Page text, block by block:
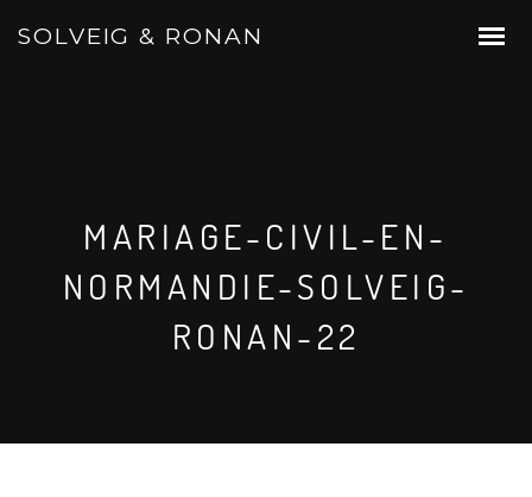
SOLVEIG & RONAN
MARIAGE-CIVIL-EN-
NORMANDIE-SOLVEIG-
RONAN-22